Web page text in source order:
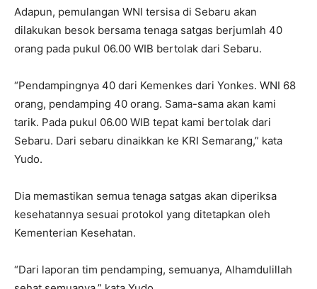
Adapun, pemulangan WNI tersisa di Sebaru akan
dilakukan besok bersama tenaga satgas berjumlah 40
orang pada pukul 06.00 WIB bertolak dari Sebaru.
“Pendampingnya 40 dari Kemenkes dari Yonkes. WNI 68
orang, pendamping 40 orang. Sama-sama akan kami
tarik. Pada pukul 06.00 WIB tepat kami bertolak dari
Sebaru. Dari sebaru dinaikkan ke KRI Semarang,” kata
Yudo.
Dia memastikan semua tenaga satgas akan diperiksa
kesehatannya sesuai protokol yang ditetapkan oleh
Kementerian Kesehatan.
“Dari laporan tim pendamping, semuanya, Alhamdulillah